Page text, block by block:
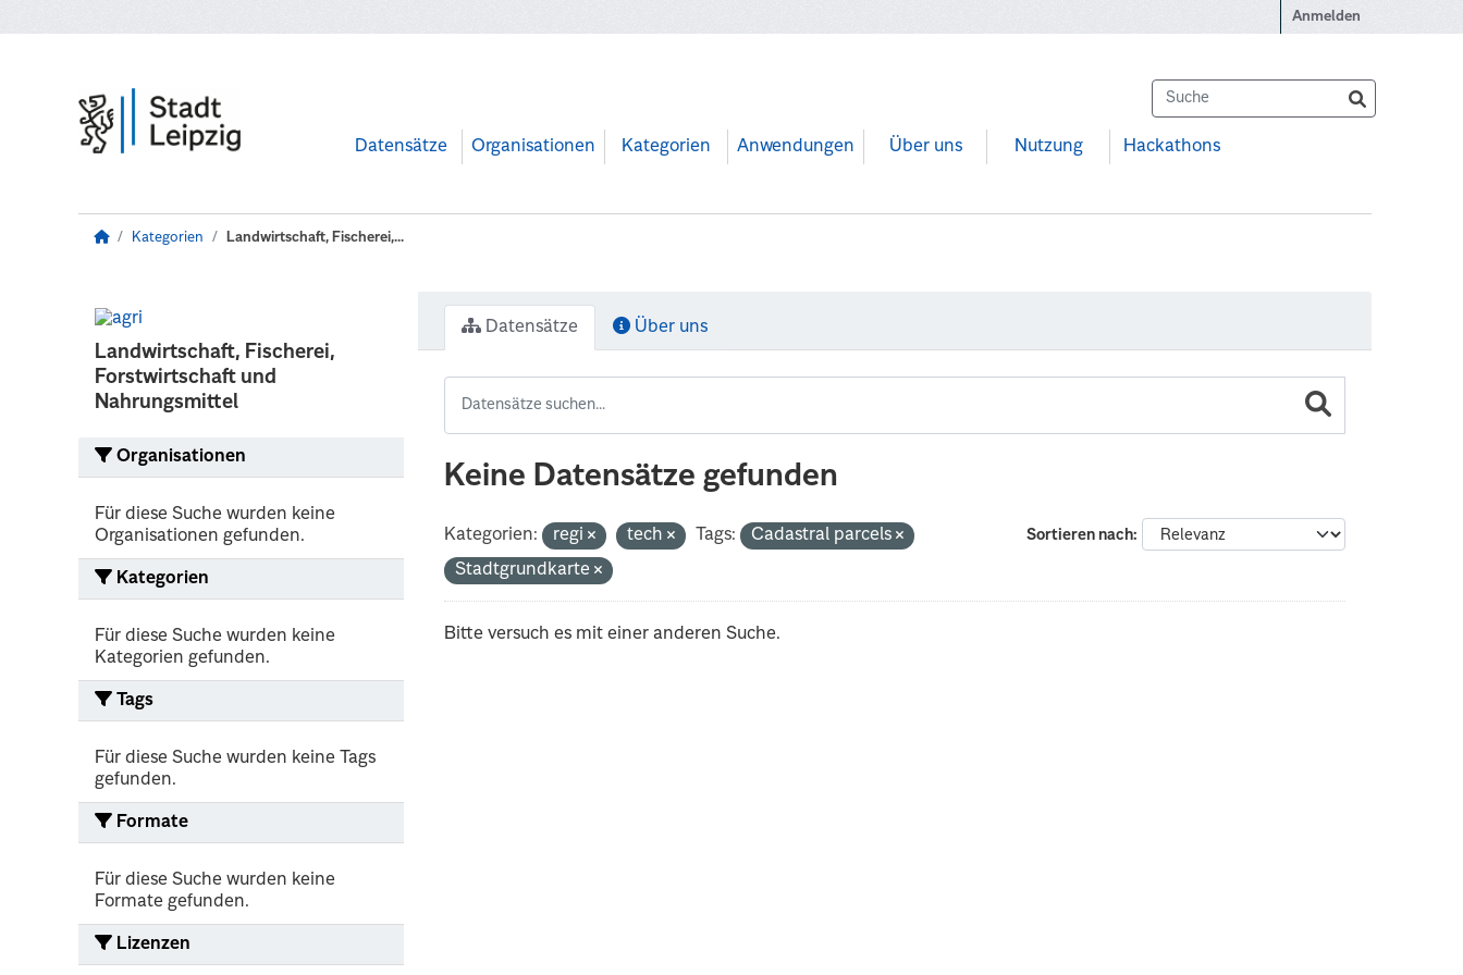
Anmelden
Datensätze Organisationen Kategorien Anwendungen Über uns Nutzung Hackathons
Kategorien Landwirtschaft, Fischerei,...
Landwirtschaft, Fischerei,
Forstwirtschaft und
Nahrungsmittel
Organisationen
Für diese Suche wurden keine
Organisationen gefunden.
Kategorien
Für diese Suche wurden keine
Kategorien gefunden.
Tags
Für diese Suche wurden keine Tags
gefunden.
Formate
Für diese Suche wurden keine
Formate gefunden.
Lizenzen
Datensätze Über uns
Keine Datensätze gefunden
Sortieren nach
Kategorien: regi tech Tags:
Cadastral parcels
Stadtgrundkarte
Bitte versuch es mit einer anderen Suche.